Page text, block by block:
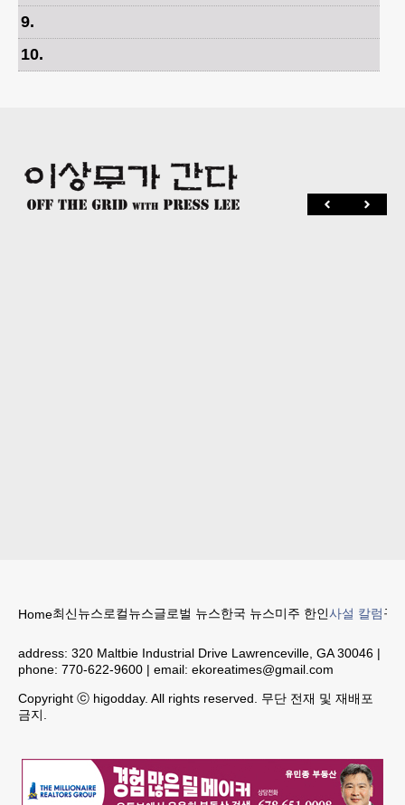
9.
10.
Home최신뉴스로컬뉴스글로벌 뉴스한국 뉴스미주 한인사설 칼럼구
address: 320 Maltbie Industrial Drive Lawrenceville, GA 30046 |
phone: 770-622-9600 | email: ekoreatimes@gmail.com
Copyright ⓒ higodday. All rights reserved. 무단 전재 및 재배포
금지.